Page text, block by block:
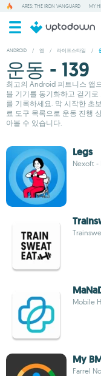
ARES: THE IRON VANGUARD MY
ANDROID / 앱 / 라이프스타일 /
운동 - 139
최고의 Android 피트니스 앱
블 기기를 동기화하고 걷기로
를 기록하세요. 막 시작한 초
료 도구 목록으로 운동 진행
아볼 수 있습니다.
Legs
Nexoft -
Mobile
My
Farrel